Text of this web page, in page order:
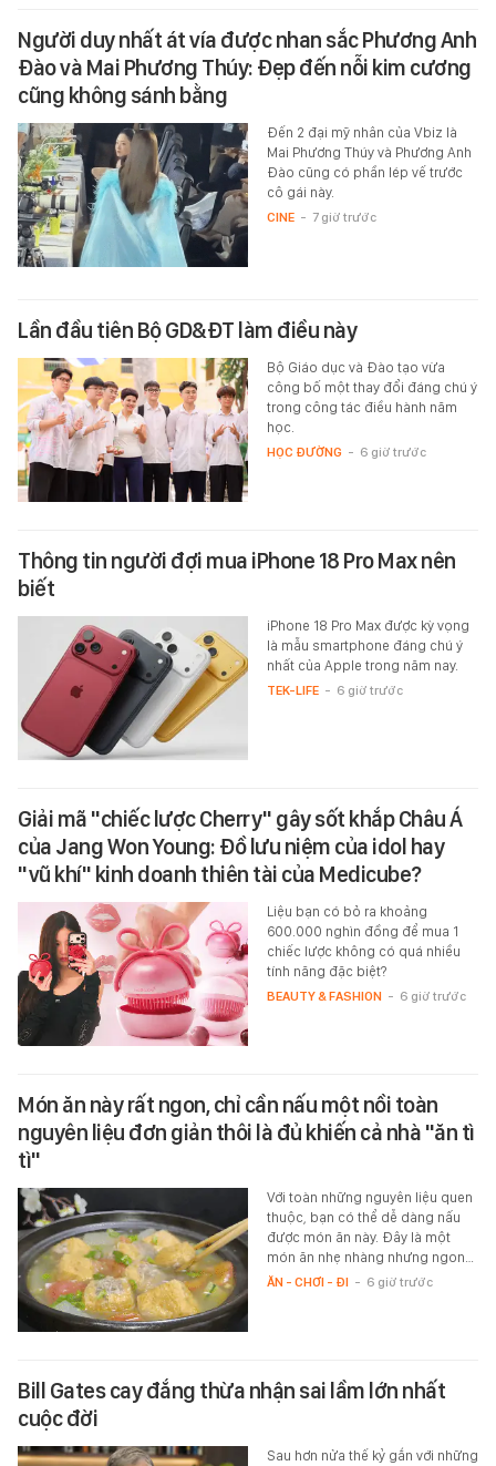
Người duy nhất át vía được nhan sắc Phương Anh
Đào và Mai Phương Thúy: Đẹp đến nỗi kim cương
cũng không sánh bằng
Đến 2 đại mỹ nhân của Vbiz là
Mai Phương Thúy và Phương Anh
Đào cũng có phần lép vế trước
cô gái này.
CINE - 7 giờ trước
Lần đầu tiên Bộ GD&ĐT làm điều này
Bộ Giáo dục và Đào tạo vừa
công bố một thay đổi đáng chú ý
trong công tác điều hành năm
học.
HỌC ĐƯỜNG - 6 giờ trước
Thông tin người đợi mua iPhone 18 Pro Max nên
biết
iPhone 18 Pro Max được kỳ vọng
là mẫu smartphone đáng chú ý
nhất của Apple trong năm nay.
TEK-LIFE - 6 giờ trước
Giải mã "chiếc lược Cherry" gây sốt khắp Châu Á
của Jang Won Young: Đồ lưu niệm của idol hay
"vũ khí" kinh doanh thiên tài của Medicube?
Liệu bạn có bỏ ra khoảng
600.000 nghìn đồng để mua 1
chiếc lược không có quá nhiều
tính năng đặc biệt?
BEAUTY & FASHION - 6 giờ trước
Món ăn này rất ngon, chỉ cần nấu một nồi toàn
nguyên liệu đơn giản thôi là đủ khiến cả nhà "ăn tì
tì"
Với toàn những nguyên liệu quen
thuộc, bạn có thể dễ dàng nấu
được món ăn này. Đây là một
món ăn nhẹ nhàng nhưng ngon…
ĂN - CHƠI - ĐI - 6 giờ trước
Bill Gates cay đắng thừa nhận sai lầm lớn nhất
cuộc đời
Sau hơn nửa thế kỷ gắn với những